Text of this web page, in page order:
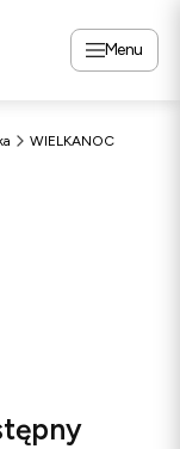
Menu
WIELKANOC